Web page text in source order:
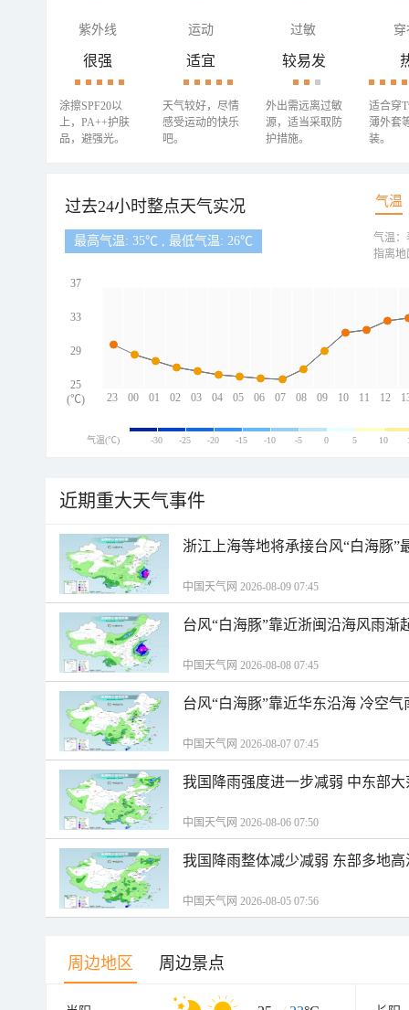
紫外线 运动 过敏 穿
很强
涂擦SPF20以
上，PA++护肤
品，避强光。
适宜
天气较好，尽情
感受运动的快乐
吧。
较易发
外出需远离过敏
源，适当采取防
护措施。
适合穿
薄外套
装。
过去24小时整点天气实况 气温
最高气温: 35℃ , 最低气温: 26℃
23 00 01 02 03 04 05 06 07 08 09 10 11 12
37
33
29
25
(℃)
气温：
指离地
气温(℃) -30 -25 -20 -15 -10 -5 0 5 10
近期重大天气事件
浙江上海等地将承接台风“白海豚”
中国天气网 2026-08-09 07:45
台风“白海豚”靠近浙闽沿海风雨渐
中国天气网 2026-08-08 07:45
台风“白海豚”靠近华东沿海 冷空
中国天气网 2026-08-07 07:45
我国降雨强度进一步减弱 中东部
中国天气网 2026-08-06 07:50
我国降雨整体减少减弱 东部多地
中国天气网 2026-08-05 07:56
周边地区 周边景点